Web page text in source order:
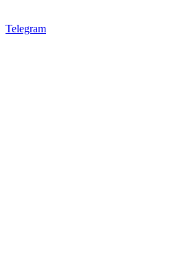
Telegram